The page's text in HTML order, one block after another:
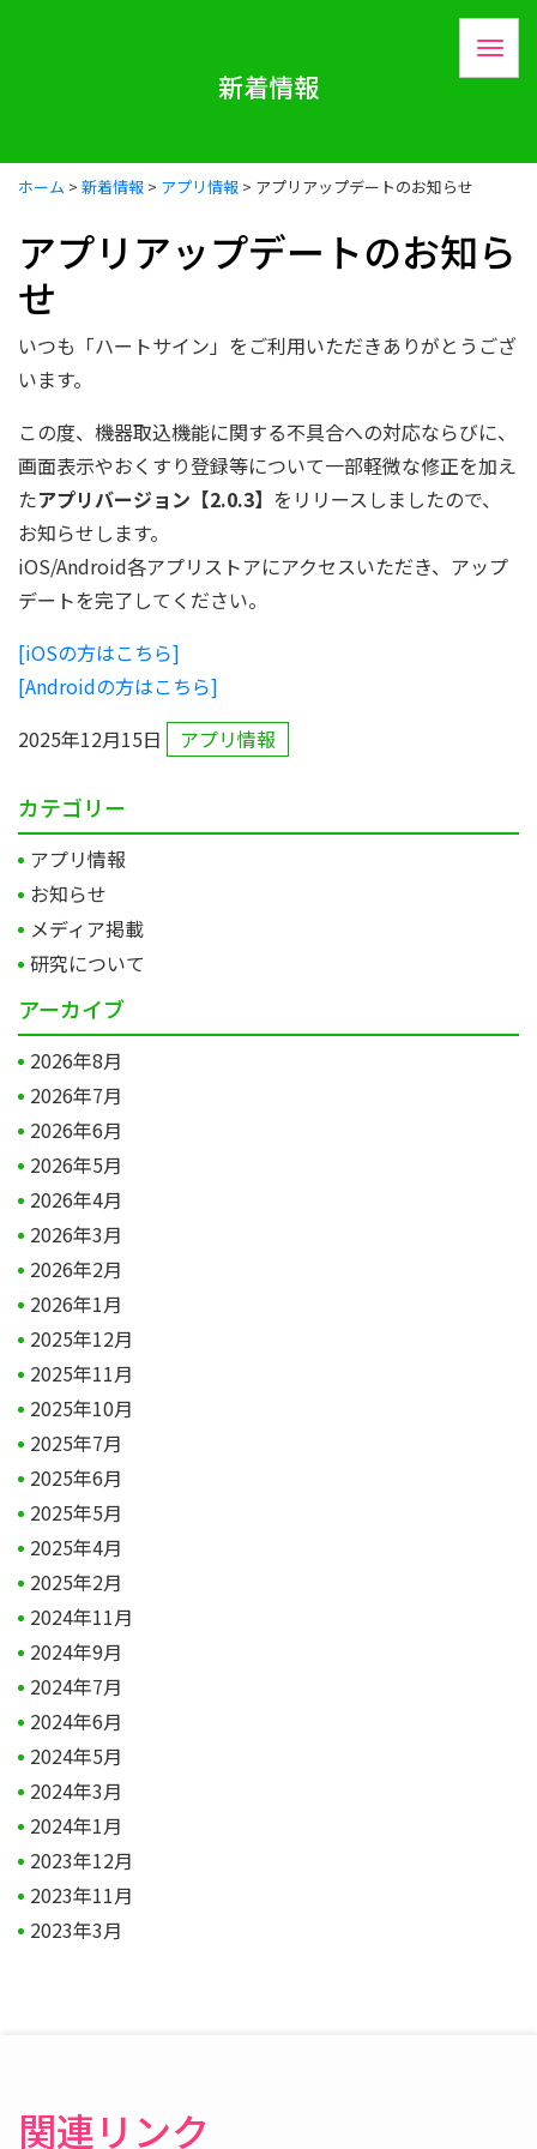
新着情報
ホーム > 新着情報 > アプリ情報 > アプリアップデートのお知らせ
カテゴリー
アプリ情報
お知らせ
メディア掲載
研究について
アーカイブ
2026年8月
2026年7月
2026年6月
2026年5月
2026年4月
2026年3月
2026年2月
2026年1月
2025年12月
2025年11月
2025年10月
2025年7月
2025年6月
2025年5月
2025年4月
2025年2月
2024年11月
2024年9月
2024年7月
2024年6月
2024年5月
2024年3月
2024年1月
2023年12月
2023年11月
2023年3月
アプリアップデートのお知ら
せ
いつも「ハートサイン」をご利用いただきありがとうござ
います。
この度、機器取込機能に関する不具合への対応ならびに、
画面表示やおくすり登録等について一部軽微な修正を加え
たアプリバージョン【2.0.3】 をリリースしましたので、
お知らせします。
iOS/Android各アプリストアにアクセスいただき、アップ
デートを完了してください。
[iOSの方はこちら]
[Androidの方はこちら]
2025年12月15日
アプリ情報
関連リンク